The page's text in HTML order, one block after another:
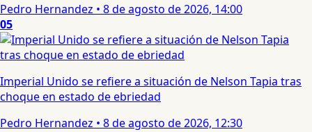
Pedro Hernandez • 8 de agosto de 2026, 14:00
05
Imperial Unido se refiere a situación de Nelson Tapia tras
choque en estado de ebriedad
Pedro Hernandez • 8 de agosto de 2026, 12:30